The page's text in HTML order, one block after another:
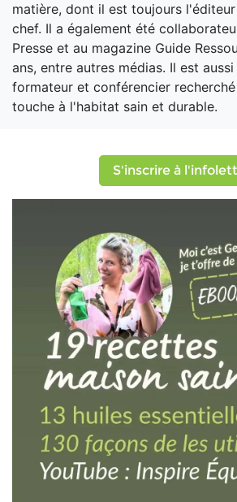
matière, dont il est toujours
chef. Il a également été
Presse et au magazine Guide
ans, entre autres médias. Il est
formateur et conférencier
touche à l'habitat sain et durable.
S'inscrire à